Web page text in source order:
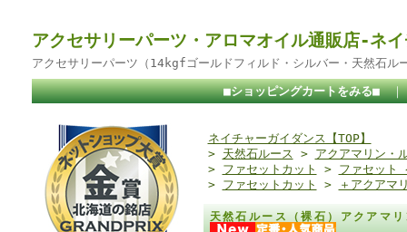
アクセサリーパーツ・アロマオイル通販店-ネ
アクセサリーパーツ（14kgfゴールドフィルド・シルバー・天然石ル
■ショッピングカートをみる■
ネイチャーガイダンス【TOP】
> 天然石ルース > アクアマリン・
> ファセットカット > ファセット
> ファセットカット > ＋アクアマ
天然石ルース（裸石）アクアマ